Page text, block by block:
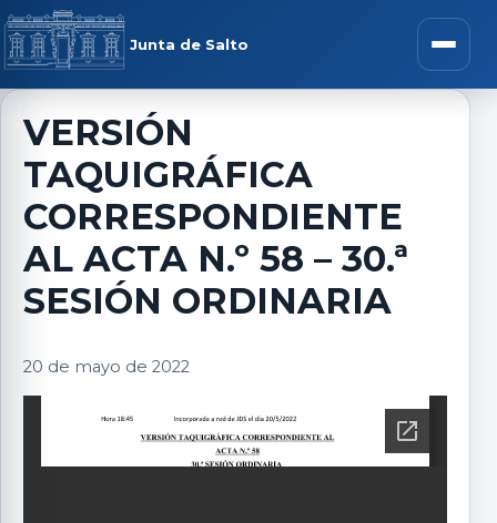
Saltar al contenido
Junta de Salto Abrir
menú
VERSIÓN
TAQUIGRÁFICA
CORRESPONDIENTE
AL ACTA N.º 58 – 30.ª
SESIÓN ORDINARIA
20 de mayo de 2022